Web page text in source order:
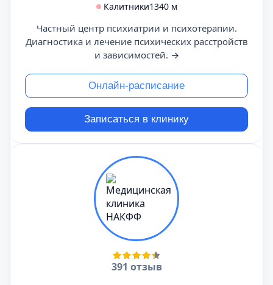
Калитники1340 м
Частный центр психиатрии и психотерапии.
Диагностика и лечение психических расстройств
и зависимостей. →
Онлайн-расписание
Записаться в клинику
391 отзыв